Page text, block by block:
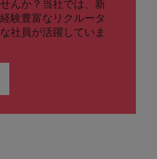
んか？当社では、新
験豊富なリクルータ
社員が活躍していま